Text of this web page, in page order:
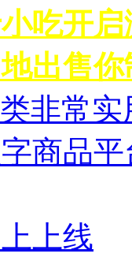
吃开
出售
非常
商品
上线